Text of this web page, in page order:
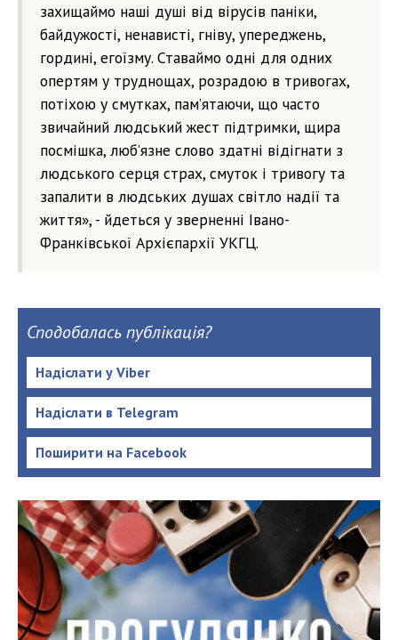
захищаймо наші душі від вірусів паніки,
байдужості, ненависті, гніву, упереджень,
гордині, егоїзму. Ставаймо одні для одних
опертям у труднощах, розрадою в тривогах,
потіхою у смутках, пам’ятаючи, що часто
звичайний людський жест підтримки, щира
посмішка, люб’язне слово здатні відігнати з
людського серця страх, смуток і тривогу та
запалити в людських душах світло надії та
життя», - йдеться у зверненні Івано-
Франківської Архієпархії УКГЦ.
Сподобалась публікація?
Надіслати у Viber
Надіслати в Telegram
Поширити на Facebook